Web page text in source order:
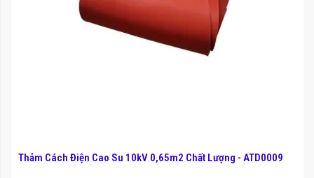
Thảm Cách Điện Cao Su 10kV 0,65m2 Chất Lượng - ATD0009